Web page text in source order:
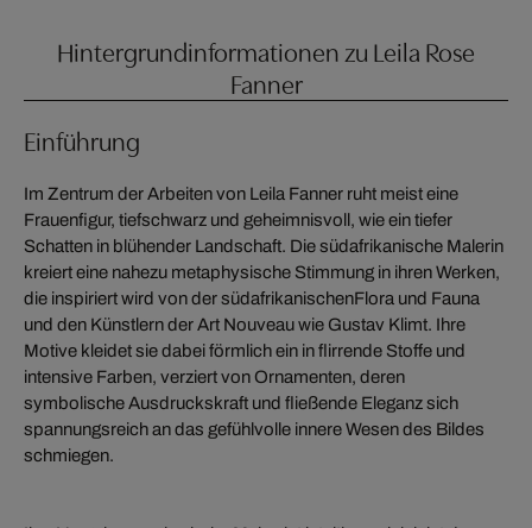
Hintergrundinformationen zu Leila Rose
Fanner
Einführung
Im Zentrum der Arbeiten von Leila Fanner ruht meist eine
Frauenfigur, tiefschwarz und geheimnisvoll, wie ein tiefer
Schatten in blühender Landschaft. Die südafrikanische Malerin
kreiert eine nahezu metaphysische Stimmung in ihren Werken,
die inspiriert wird von der südafrikanischenFlora und Fauna
und den Künstlern der Art Nouveau wie Gustav Klimt. Ihre
Motive kleidet sie dabei förmlich ein in flirrende Stoffe und
intensive Farben, verziert von Ornamenten, deren
symbolische Ausdruckskraft und fließende Eleganz sich
spannungsreich an das gefühlvolle innere Wesen des Bildes
schmiegen.